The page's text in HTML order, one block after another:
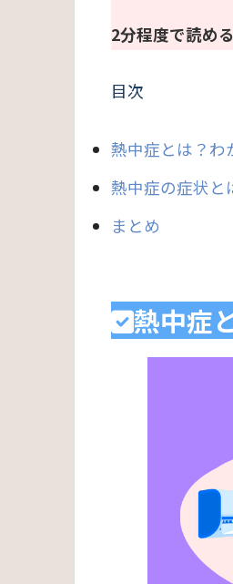
2分程度で読める
目次
熱中症とは？わ
熱中症の症状と
まとめ
熱中症